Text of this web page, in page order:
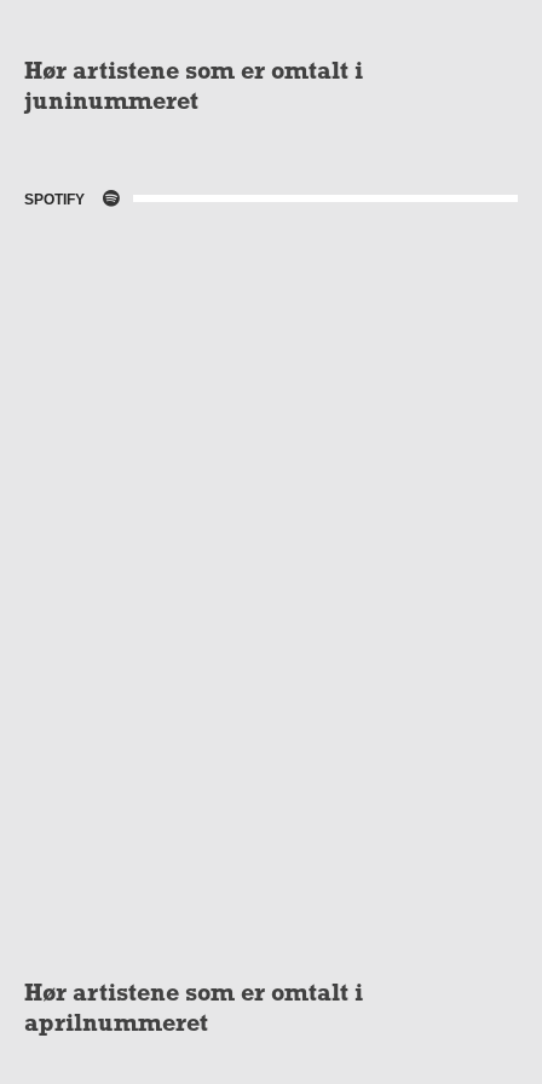
Hør artistene som er omtalt i
juninummeret
SPOTIFY
Hør artistene som er omtalt i
aprilnummeret